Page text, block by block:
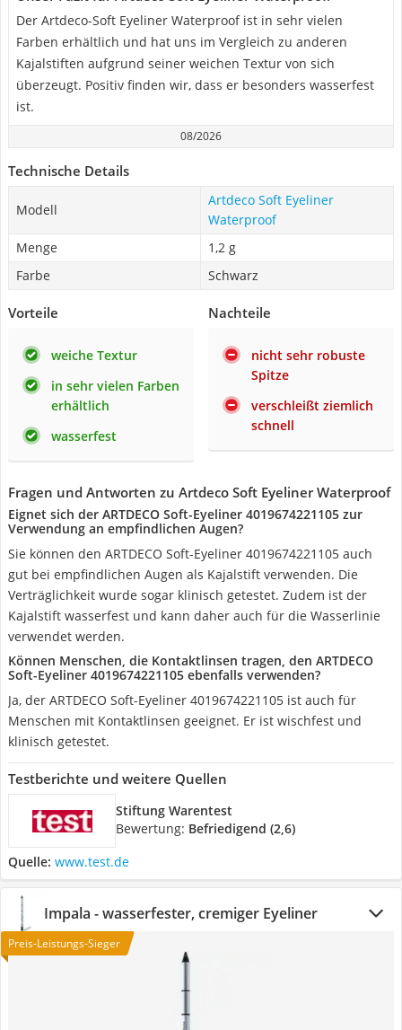
Der Artdeco-Soft Eyeliner Waterproof ist in sehr vielen
Farben erhältlich und hat uns im Vergleich zu anderen
Kajalstiften aufgrund seiner weichen Textur von sich
überzeugt. Positiv finden wir, dass er besonders wasserfest
ist.
08/2026
Technische Details
Modell
Artdeco Soft Eyeliner
Waterproof
Menge
1,2 g
Farbe
Schwarz
Vorteile
weiche Textur
in sehr vielen Farben
erhältlich
wasserfest
Nachteile
nicht sehr robuste
Spitze
verschleißt ziemlich
schnell
Fragen und Antworten zu Artdeco Soft Eyeliner Waterproof
Eignet sich der ARTDECO Soft-Eyeliner 4019674221105 zur
Verwendung an empfindlichen Augen?
Sie können den ARTDECO Soft-Eyeliner 4019674221105 auch
gut bei empfindlichen Augen als Kajalstift verwenden. Die
Verträglichkeit wurde sogar klinisch getestet. Zudem ist der
Kajalstift wasserfest und kann daher auch für die Wasserlinie
verwendet werden.
Können Menschen, die Kontaktlinsen tragen, den ARTDECO
Soft-Eyeliner 4019674221105 ebenfalls verwenden?
Ja, der ARTDECO Soft-Eyeliner 4019674221105 ist auch für
Menschen mit Kontaktlinsen geeignet. Er ist wischfest und
klinisch getestet.
Testberichte und weitere Quellen
Stiftung Warentest
Bewertung: Befriedigend (2,6)
Quelle: www.test.de
Impala - wasserfester, cremiger Eyeliner
Preis-Leistungs-Sieger